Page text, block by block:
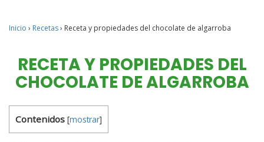
Inicio › Recetas› Receta y propiedades del chocolate de algarroba
RECETA Y PROPIEDADES DEL
CHOCOLATE DE ALGARROBA
Contenidos [mostrar]